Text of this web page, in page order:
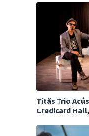
Titãs Trio
Credicard